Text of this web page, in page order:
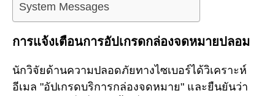
System Messages
การแจ้งเตือนการอัปเกรดกล่องจดหมายปลอม
นักวิจัยด้านความปลอดภัยทางไซเบอร์ได้วิเคราะห์
อีเมล "อัปเกรดบริการกล่องจดหมาย" และยืนยันว่า